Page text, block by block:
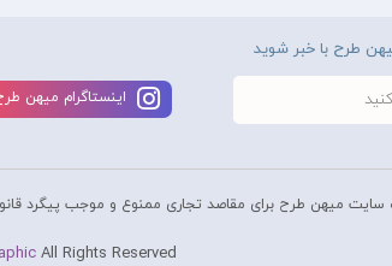
طرح با خبر شوید
اينستاگرام ميهن
سايت میهن طرح برای مقاصد تجاری ممنوع و موجب پیگرد
All Rights Reserved